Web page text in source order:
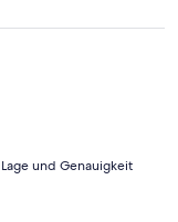
und Genauigkeit